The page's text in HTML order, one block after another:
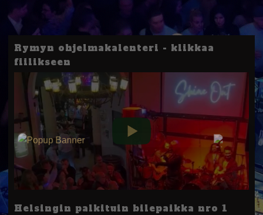
Rymyn ohjelmakalenteri - klikkaa
fiilikseen
Helsingin palkituin bilepaikka nro 1